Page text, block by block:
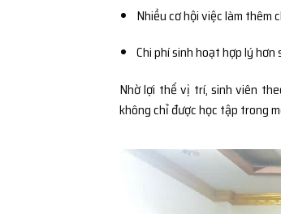
Nhiều cơ hội việc làm thêm
Chi phí sinh hoạt hợp lý
Nhờ lợi thế vị trí, sinh viên
không chỉ được học tập trong